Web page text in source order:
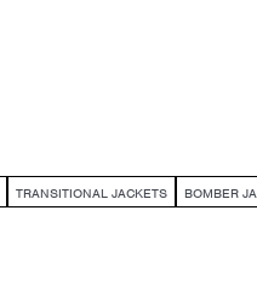
TRANSITIONAL JACKETS BOMBER